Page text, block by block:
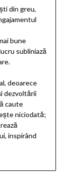
din greu,
bune
subliniază
deoarece
dezvoltării
caute
niciodată;
inspirând